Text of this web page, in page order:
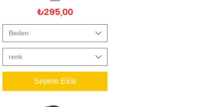
Fiyat
₺295,00
Beden
renk
Sepete Ekle